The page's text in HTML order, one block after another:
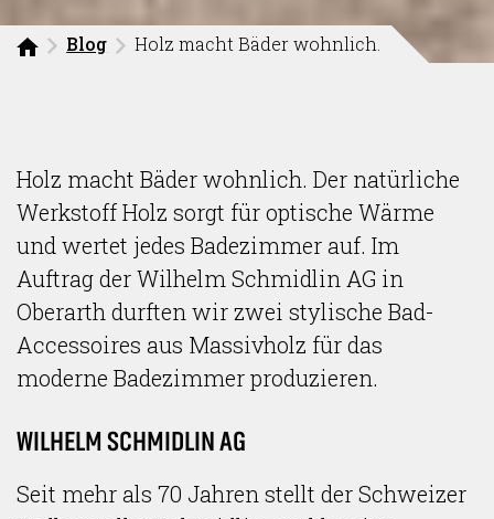
Blog Holz macht Bäder wohnlich.
Holz macht Bäder wohnlich. Der natürliche
Werkstoff Holz sorgt für optische Wärme
und wertet jedes Badezimmer auf. Im
Auftrag der Wilhelm Schmidlin AG in
Oberarth durften wir zwei stylische Bad-
Accessoires aus Massivholz für das
moderne Badezimmer produzieren.
WILHELM SCHMIDLIN AG
Seit mehr als 70 Jahren stellt der Schweizer